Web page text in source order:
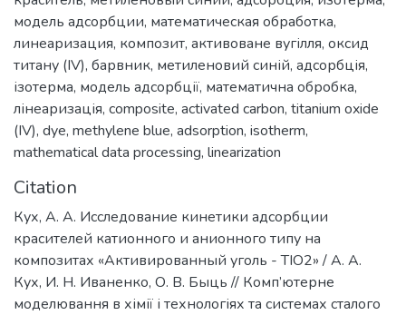
модель адсорбции, математическая обработка,
линеаризация, композит, активоване вугілля, оксид
титану (IV), барвник, метиленовий синій, адсорбція,
ізотерма, модель адсорбції, математична обробка,
лінеаризація, composite, activated carbon, titanium oxide
(IV), dye, methylene blue, adsorption, isotherm,
mathematical data processing, linearization
Citation
Кух, А. А. Исследование кинетики адсорбции
красителей катионного и анионного типу на
композитах «Активированный уголь - ТІО2» / А. А.
Кух, И. Н. Иваненко, О. В. Быць // Комп’ютерне
моделювання в хімії і технологіях та системах сталого